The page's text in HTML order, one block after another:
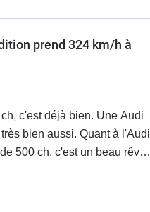
prend 324 km/h à
c'est déjà bien. Une Audi
bien aussi. Quant à l'Audi
500 ch, c'est un beau rêve